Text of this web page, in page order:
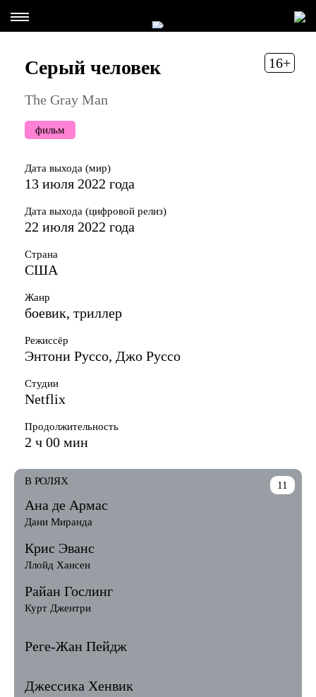
16+
Серый человек
The Gray Man
фильм
Дата выхода (мир)
13 июля 2022 года
Дата выхода (цифровой релиз)
22 июля 2022 года
Страна
США
Жанр
боевик, триллер
Режиссёр
Энтони Руссо, Джо Руссо
Студии
Netflix
Продолжительность
2 ч 00 мин
11
В РОЛЯХ
Ана де Армас
Дани Миранда
Крис Эванс
Ллойд Хансен
Райан Гослинг
Курт Джентри
Реге-Жан Пейдж
Джессика Хенвик